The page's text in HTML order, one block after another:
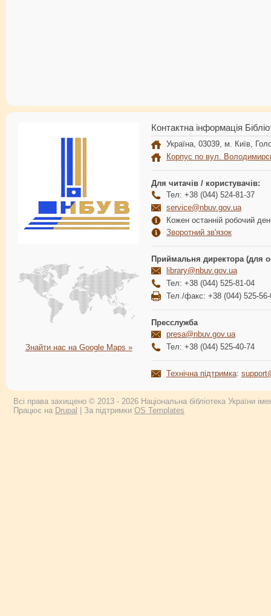
Знайти нас на Google Maps »
Контактна інформація
Україна, 03039, м. Київ,
Корпус по вул.
Для читачів / користувачів:
Тел: +38 (044) 524-81-37
service@nbuv.gov.ua
Кожен останній робочий
Зворотний зв'язок
Приймальня директора (для
library@nbuv.gov.ua
Тел: +38 (044) 525-81-04
Тел./факс: +38 (044) 525-56-
Пресслужба
presa@nbuv.gov.ua
Тел: +38 (044) 525-40-74
Технічна підтримка:
Всі права захищено © 2013 - 2026 Національна бібліотека України
Працює на Drupal | За підтримки OS Templates